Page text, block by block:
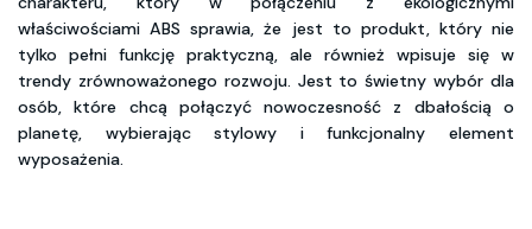
właściwościami ABS sprawia, że jest to produkt, który nie
tylko pełni funkcję praktyczną, ale również wpisuje się w
trendy zrównoważonego rozwoju. Jest to świetny wybór dla
osób, które chcą połączyć nowoczesność z dbałością o
planetę, wybierając stylowy i funkcjonalny element
wyposażenia.